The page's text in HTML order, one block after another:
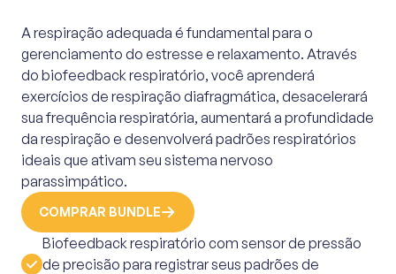
A respiração adequada é fundamental para o
gerenciamento do estresse e relaxamento. Através
do biofeedback respiratório, você aprenderá
exercícios de respiração diafragmática, desacelerará
sua frequência respiratória, aumentará a profundidade
da respiração e desenvolverá padrões respiratórios
ideais que ativam seu sistema nervoso
parassimpático.
COMPRAR BUNDLE
Biofeedback respiratório com sensor de pressão
de precisão para registrar seus padrões de